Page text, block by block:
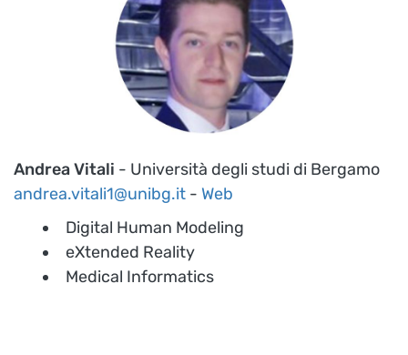
Andrea Vitali - Università degli studi di Bergamo
andrea.vitali1@unibg.it - Web
Digital Human Modeling
eXtended Reality
Medical Informatics